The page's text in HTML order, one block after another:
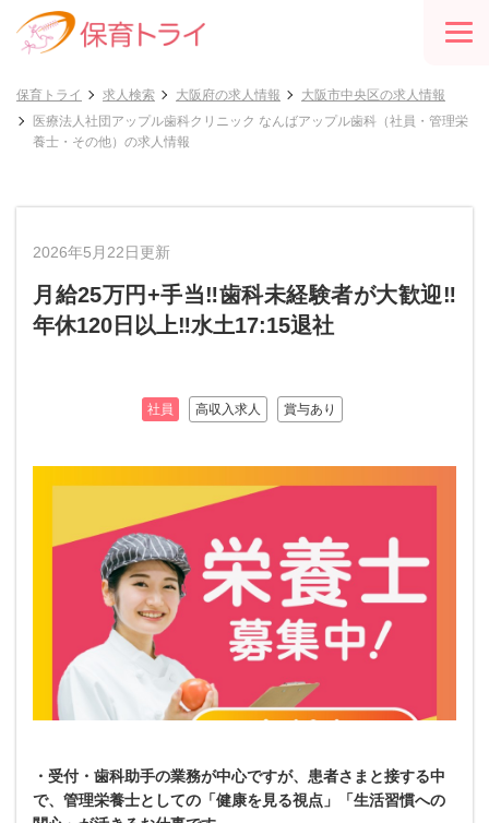
保育トライ 求人検索 大阪府の求人情報
大阪市中央区の求人情報
医療法人社団アップル歯科クリニック なんばアップル歯科（社員・管理栄
養士・その他）の求人情報
2026年5月22日更新
月給25万円+手当‼歯科未経験者が大歓迎‼
年休120日以上‼水土17:15退社
社員 高収入求人 賞与あり
・受付・歯科助手の業務が中心ですが、患者さまと接する中
で、管理栄養士としての「健康を見る視点」「生活習慣への